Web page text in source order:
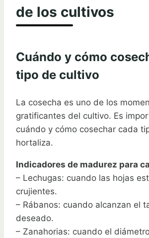
de los cultivos
Cuándo y cómo
tipo de cultivo
La cosecha es uno de los
gratificantes del cultivo. Es
cuándo y cómo cosechar cada
hortaliza.
Indicadores de madurez para
– Lechugas: cuando las hojas
crujientes.
– Rábanos: cuando alcanzan el
deseado.
– Zanahorias: cuando el